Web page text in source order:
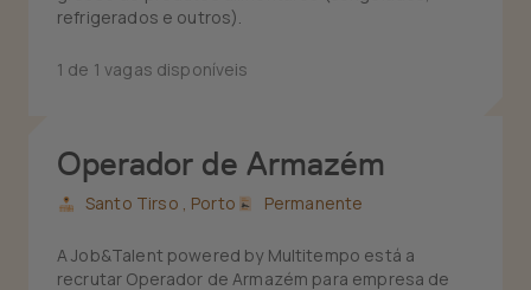
refrigerados e outros).
1 de 1 vagas disponíveis
Operador de Armazém
Santo Tirso , Porto Permanente
A Job&Talent powered by Multitempo está a
recrutar Operador de Armazém para empresa de